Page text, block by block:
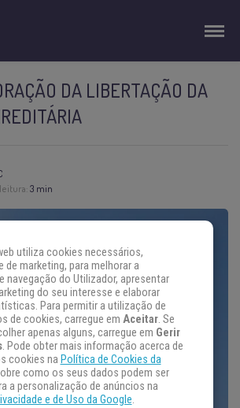
DA LIBERTAÇÃO DA
3 min
utiliza cookies necessários,
marketing, para melhorar a
navegação do Utilizador, apresentar
do seu interesse e elaborar
Para permitir a utilização de
de cookies, carregue em Aceitar. Se
apenas alguns, carregue em Gerir
. Pode obter mais informação acerca de
cookies na Política de Cookies da
como os seus dados podem ser
a personalização de anúncios na
e de Uso da Google.